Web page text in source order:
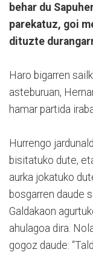
behar du
parekatuz, goi
dituzte
Haro bigarren
asteburuan,
hamar partida
Hurrengo
bisitatuko dute,
aurka jokatuko
bosgarren daude
Galdakaon
ahulagoa dira.
gogoz daude: